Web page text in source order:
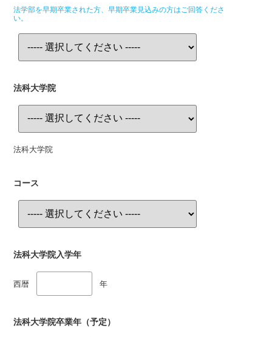
法学部を早期卒業された方、早期卒業見込みの方はご回答くださ
い。
法科大学院
法科大学院
コース
法科大学院入学年
西暦 年
法科大学院卒業年（予定）